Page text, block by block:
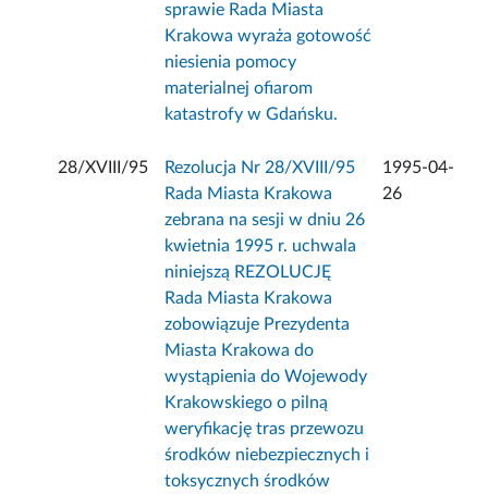
sprawie Rada Miasta
Krakowa wyraża gotowość
niesienia pomocy
materialnej ofiarom
katastrofy w Gdańsku.
28/XVIII/95
Rezolucja Nr 28/XVIII/95
Rada Miasta Krakowa
zebrana na sesji w dniu 26
kwietnia 1995 r. uchwala
niniejszą REZOLUCJĘ
Rada Miasta Krakowa
zobowiązuje Prezydenta
Miasta Krakowa do
wystąpienia do Wojewody
Krakowskiego o pilną
weryfikację tras przewozu
środków niebezpiecznych i
toksycznych środków
1995-04-
26